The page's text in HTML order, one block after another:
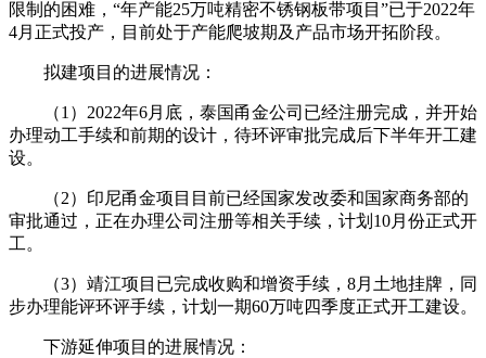
限制的困难，“年产能25万吨精密不锈钢板带项目”已于2022年
4月正式投产，目前处于产能爬坡期及产品市场开拓阶段。
拟建项目的进展情况：
（1）2022年6月底，泰国甬金公司已经注册完成，并开始
办理动工手续和前期的设计，待环评审批完成后下半年开工建
设。
（2）印尼甬金项目目前已经国家发改委和国家商务部的
审批通过，正在办理公司注册等相关手续，计划10月份正式开
工。
（3）靖江项目已完成收购和增资手续，8月土地挂牌，同
步办理能评环评手续，计划一期60万吨四季度正式开工建设。
下游延伸项目的进展情况：